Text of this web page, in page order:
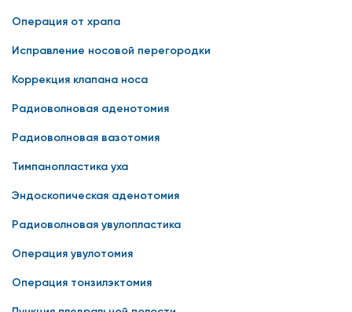
Операция от храпа
Исправление носовой перегородки
Коррекция клапана носа
Радиоволновая аденотомия
Радиоволновая вазотомия
Тимпанопластика уха
Эндоскопическая аденотомия
Радиоволновая увулопластика
Операция увулотомия
Операция тонзилэктомия